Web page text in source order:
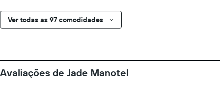
Ver todas as 97 comodidades
Avaliações de Jade Manotel